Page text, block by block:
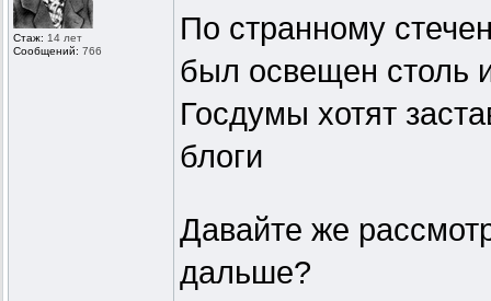
Стаж: 14 лет
Сообщений: 766
По странному
был освещен столь
Госдумы хотят
блоги
Давайте же
дальше?